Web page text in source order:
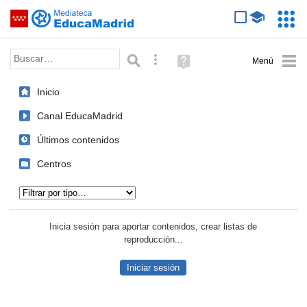
Saltar navegación
Palabra o frase: Búsqueda avanzada
Ayuda
(en
Inicio
Canal EducaMadrid
Últimos contenidos
Centros
Inicia sesión para aportar contenidos, crear listas de
reproducción...
Iniciar sesión